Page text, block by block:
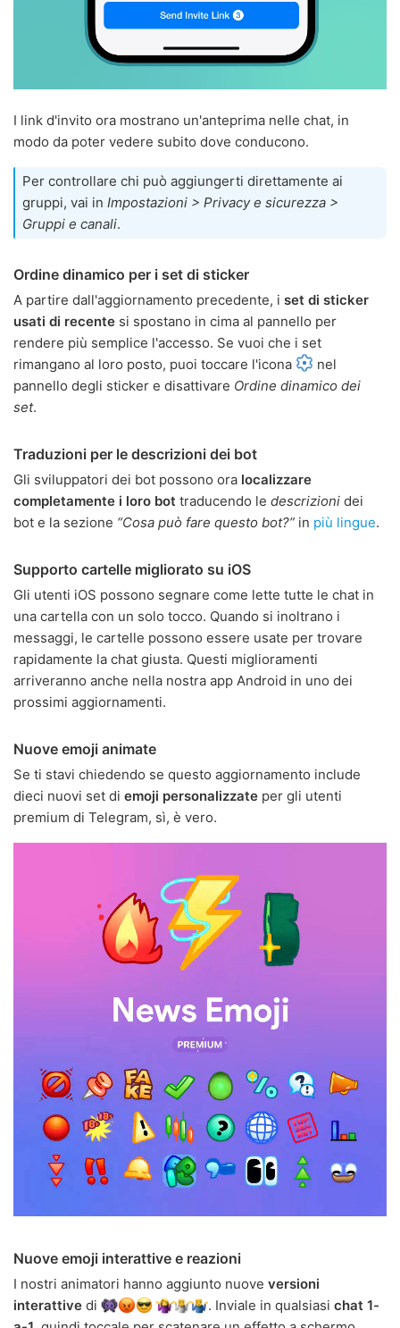
I link d'invito ora mostrano un'anteprima nelle chat, in
modo da poter vedere subito dove conducono.
Per controllare chi può aggiungerti direttamente ai
gruppi, vai in Impostazioni > Privacy e sicurezza >
Gruppi e canali.
Ordine dinamico per i set di sticker
A partire dall'aggiornamento precedente, i set di sticker
usati di recente si spostano in cima al pannello per
rendere più semplice l'accesso. Se vuoi che i set
rimangano al loro posto, puoi toccare l'icona
nel
pannello degli sticker e disattivare Ordine dinamico dei
set.
Traduzioni per le descrizioni dei bot
Gli sviluppatori dei bot possono ora localizzare
completamente i loro bot traducendo le descrizioni dei
bot e la sezione “Cosa può fare questo bot?” in più lingue.
Supporto cartelle migliorato su iOS
Gli utenti iOS possono segnare come lette tutte le chat in
una cartella con un solo tocco. Quando si inoltrano i
messaggi, le cartelle possono essere usate per trovare
rapidamente la chat giusta. Questi miglioramenti
arriveranno anche nella nostra app Android in uno dei
prossimi aggiornamenti.
Nuove emoji animate
Se ti stavi chiedendo se questo aggiornamento include
dieci nuovi set di emoji personalizzate per gli utenti
premium di Telegram, sì, è vero.
Nuove emoji interattive e reazioni
I nostri animatori hanno aggiunto nuove versioni
interattive di . Inviale in qualsiasi chat 1-